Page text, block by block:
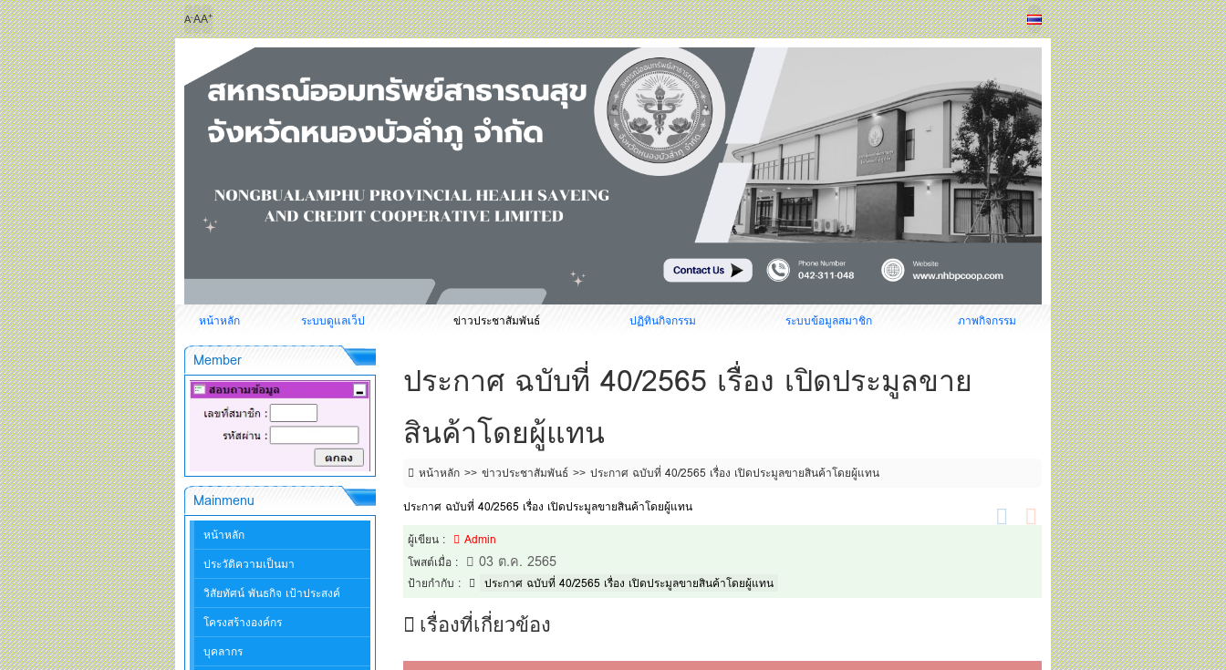
A-AA+
หน้าหลัก ระบบดูแลเว็ป ข่าวประชาสัมพันธ์ ปฏิทินกิจกรรม ระบบข้อมูลสมาชิก ภาพกิจกรรม
ประกาศ ฉบับที่ 40/2565 เรื่อง เปิดประมูลขาย
สินค้าโดยผู้แทน
หน้าหลัก ข่าวประชาสัมพันธ์
ประกาศ ฉบับที่ 40/2565 เรื่อง เปิดประมูลขายสินค้าโดยผู้แทน
ประกาศ ฉบับที่ 40/2565 เรื่อง เปิดประมูลขายสินค้าโดยผู้แทน
ผู้เขียน :
Admin
โพสต์เมื่อ :
03 ต.ค. 2565
ป้ายกำกับ : ประกาศ ฉบับที่ 40/2565 เรื่อง เปิดประมูลขายสินค้าโดยผู้แทน
เรื่องที่เกี่ยวข้อง
Member
Mainmenu
หน้าหลัก
ประวัติความเป็นมา
วิสัยทัศน์ พันธกิจ เป้าประสงค์
โครงสร้างองค์กร
บุคลากร